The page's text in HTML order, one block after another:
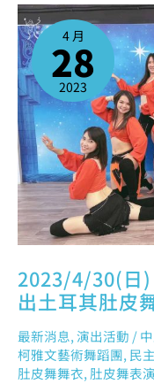
4 月
28
2023
2023/4/30(日)
出土耳其肚皮
最新消息,演出活動 /
柯雅文藝術舞蹈團, 民
肚皮舞舞衣, 肚皮舞表演
2023/4/30(日)
我
們
中
正
紀
念
演
出
土
耳
其
肚
皮
舞
啦！